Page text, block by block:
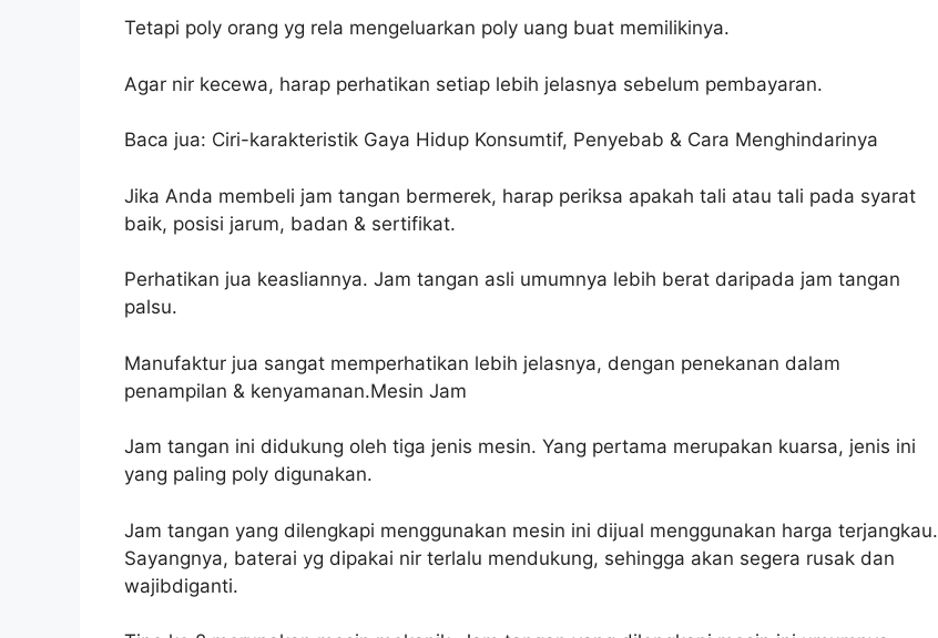
Tetapi poly orang yg rela mengeluarkan poly uang buat memilikinya.
Agar nir kecewa, harap perhatikan setiap lebih jelasnya sebelum pembayaran.
Baca jua: Ciri-karakteristik Gaya Hidup Konsumtif, Penyebab & Cara Menghindarinya
Jika Anda membeli jam tangan bermerek, harap periksa apakah tali atau tali pada syarat
baik, posisi jarum, badan & sertifikat.
Perhatikan jua keasliannya. Jam tangan asli umumnya lebih berat daripada jam tangan
palsu.
Manufaktur jua sangat memperhatikan lebih jelasnya, dengan penekanan dalam
penampilan & kenyamanan.Mesin Jam
Jam tangan ini didukung oleh tiga jenis mesin. Yang pertama merupakan kuarsa, jenis ini
yang paling poly digunakan.
Jam tangan yang dilengkapi menggunakan mesin ini dijual menggunakan harga terjangkau.
Sayangnya, baterai yg dipakai nir terlalu mendukung, sehingga akan segera rusak dan
wajibdiganti.